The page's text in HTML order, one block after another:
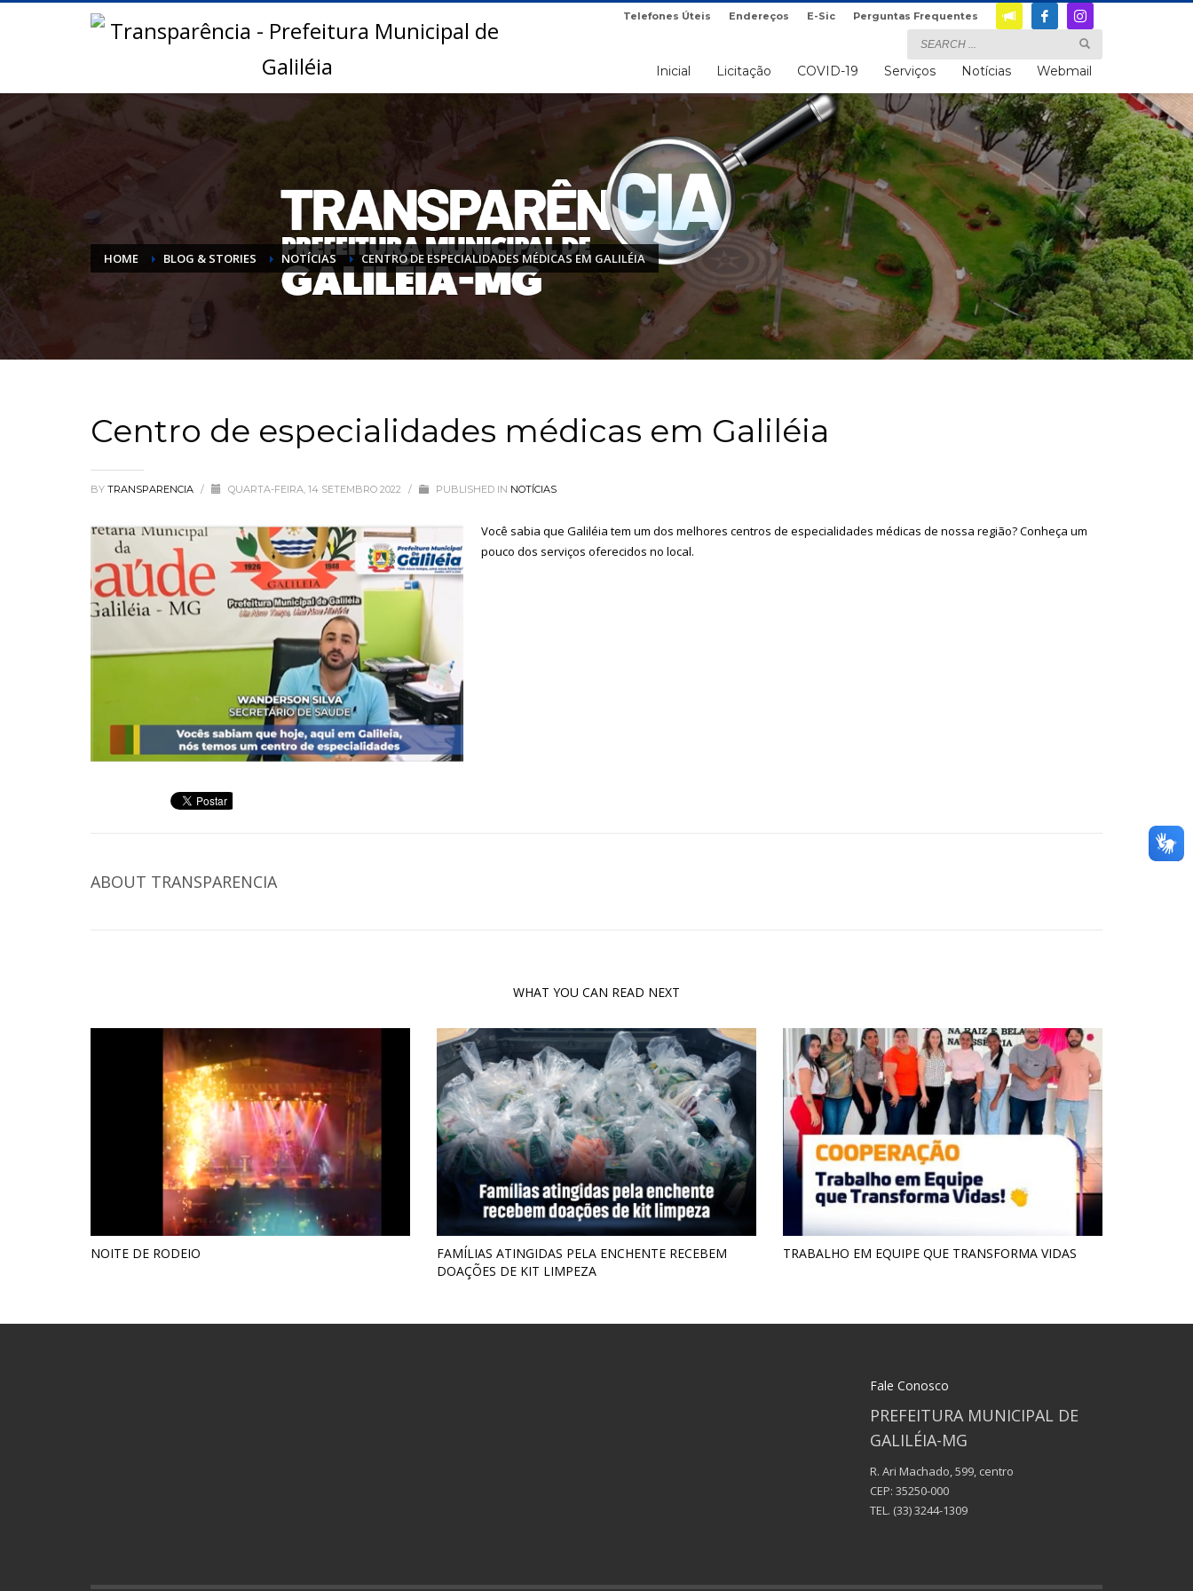
Telefones Úteis Endereços E-Sic Perguntas Frequentes
Inicial Licitação COVID-19 Serviços Notícias Webmail
HOME BLOG & STORIES NOTÍCIAS CENTRO DE ESPECIALIDADES MÉDICAS EM GALILÉIA
Centro de especialidades médicas em Galiléia
BY TRANSPARENCIA / QUARTA-FEIRA, 14 SETEMBRO 2022 / PUBLISHED IN NOTÍCIAS
Você sabia que Galiléia tem um dos melhores centros de especialidades médicas de nossa região? Conheça um
pouco dos serviços oferecidos no local.
ABOUT TRANSPARENCIA
WHAT YOU CAN READ NEXT
NOITE DE RODEIO
FAMÍLIAS ATINGIDAS PELA ENCHENTE RECEBEM
DOAÇÕES DE KIT LIMPEZA
TRABALHO EM EQUIPE QUE TRANSFORMA VIDAS
Fale Conosco
PREFEITURA MUNICIPAL DE
GALILÉIA-MG
R. Ari Machado, 599, centro
CEP: 35250-000
TEL. (33) 3244-1309